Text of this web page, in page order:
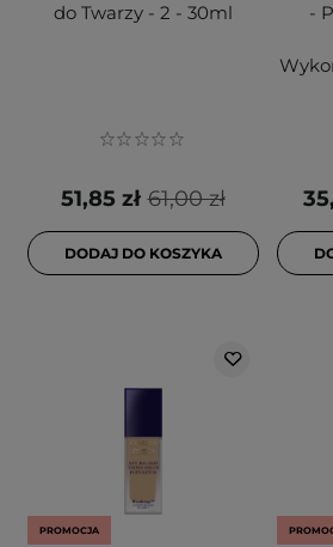
do Twarzy - 2 - 30ml
61,00 zł
51,85 zł
DODAJ DO KOSZYKA
-
PROMOCJA